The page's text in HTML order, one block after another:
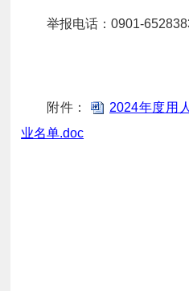
举报电话：0901-
附件：
2024年度用
业名单.doc